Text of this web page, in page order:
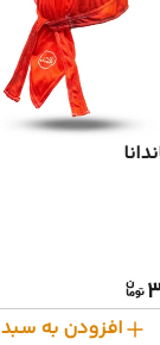
افزودن به سبد